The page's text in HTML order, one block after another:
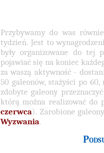
Przybywamy do was
tydzień. Jest to
były organizowane do tej
pojawiać się na koniec
za waszą aktywność -
50 galeonów, stażyści po
zdobyte galeony
którą można realizować do
czerwca). Zarobione
Wyzwania.